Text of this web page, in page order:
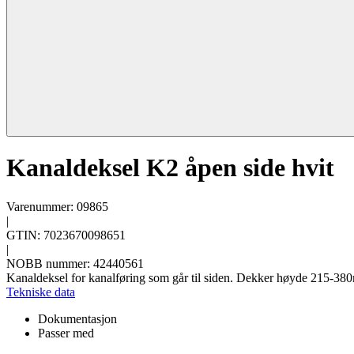
Kanaldeksel K2 åpen side hvit
Varenummer: 09865
|
GTIN: 7023670098651
|
NOBB nummer: 42440561
Kanaldeksel for kanalføring som går til siden. Dekker høyde 215-
Tekniske data
Dokumentasjon
Passer med